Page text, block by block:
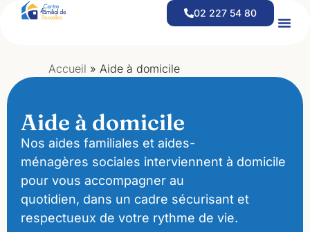
principal
02 227 54 80
Accueil » Aide à domicile
Aide à domicile
Nos aides familiales et aides-
ménagères sociales interviennent à domicile
pour vous accompagner au
quotidien, dans un cadre sécurisant et
respectueux de votre rythme de vie.